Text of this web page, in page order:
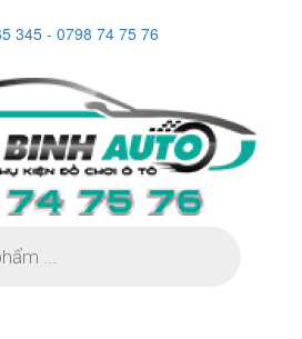
345 - 0798 74 75 76